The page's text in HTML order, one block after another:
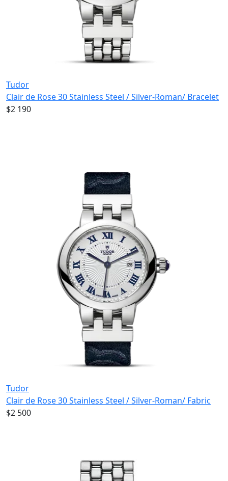
Tudor
Clair de Rose 30 Stainless Steel / Silver-Roman/ Bracelet
$2 190
Tudor
Clair de Rose 30 Stainless Steel / Silver-Roman/ Fabric
$2 500